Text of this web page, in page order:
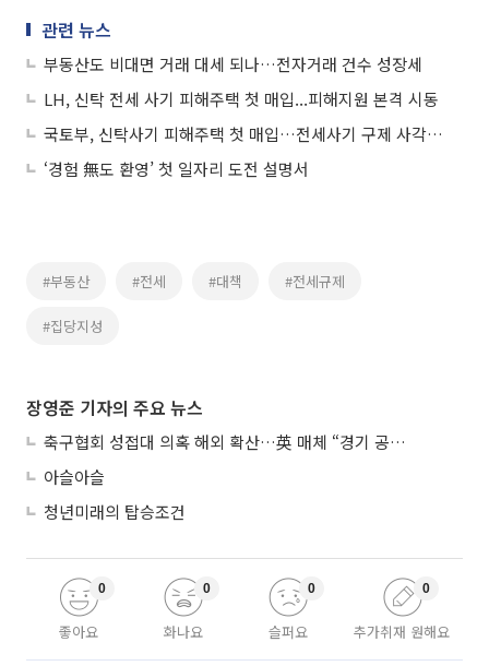
관련 뉴스
부동산도 비대면 거래 대세 되나…전자거래 건수 성장세
LH, 신탁 전세 사기 피해주택 첫 매입...피해지원 본격 시동
국토부, 신탁사기 피해주택 첫 매입…전세사기 구제 사각지대 해소
‘경험 無도 환영’ 첫 일자리 도전 설명서
#부동산 #전세 #대책 #전세규제
#집당지성
장영준 기자의 주요 뉴스
축구협회 성접대 의혹 해외 확산…英 매체 “경기 공정성 의문”
아슬아슬
청년미래의 탑승조건
좋아요
0
화나요
0
슬퍼요
0
추가취재 원해요
0